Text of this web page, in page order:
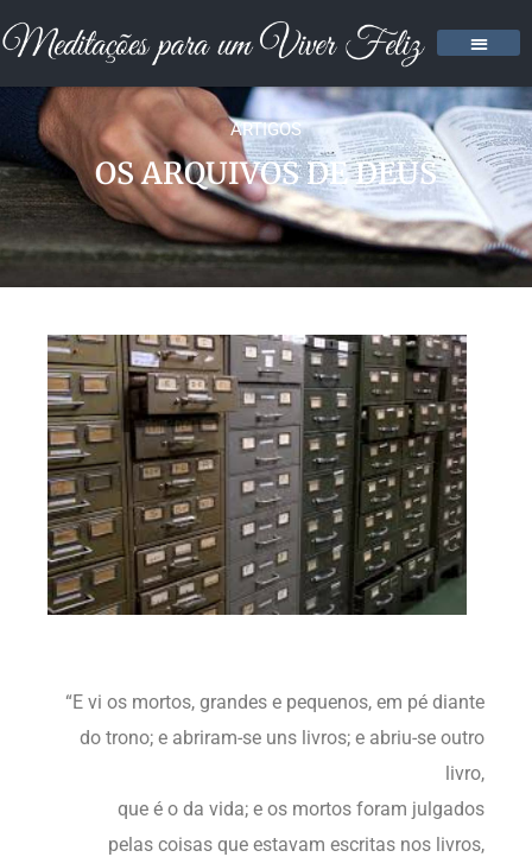
ARTIGOS
OS ARQUIVOS DE DEUS
“E vi os mortos, grandes e pequenos, em pé diante
do trono; e abriram-se uns livros; e abriu-se outro
livro,
que é o da vida; e os mortos foram julgados
pelas coisas que estavam escritas nos livros,